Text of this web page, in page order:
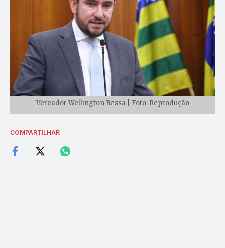
Vereador Wellington Bessa | Foto: Reprodução
COMPARTILHAR